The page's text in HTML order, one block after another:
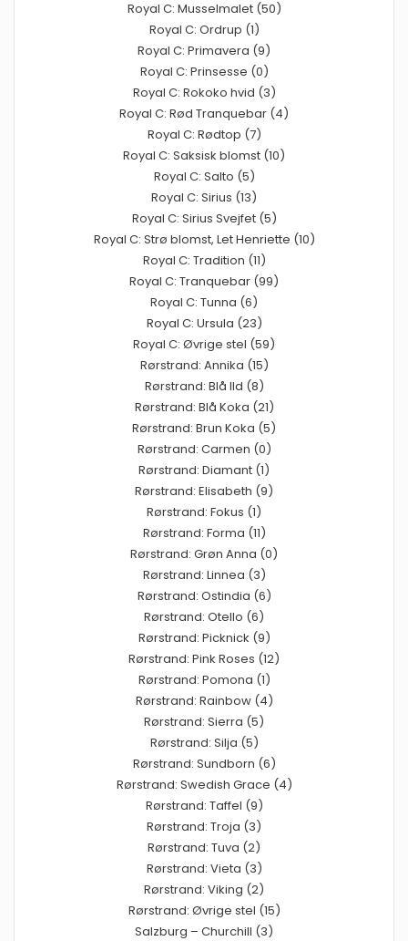
Royal C: Musselmalet (50)
Royal C: Ordrup (1)
Royal C: Primavera (9)
Royal C: Prinsesse (0)
Royal C: Rokoko hvid (3)
Royal C: Rød Tranquebar (4)
Royal C: Rødtop (7)
Royal C: Saksisk blomst (10)
Royal C: Salto (5)
Royal C: Sirius (13)
Royal C: Sirius Svejfet (5)
Royal C: Strø blomst, Let Henriette (10)
Royal C: Tradition (11)
Royal C: Tranquebar (99)
Royal C: Tunna (6)
Royal C: Ursula (23)
Royal C: Øvrige stel (59)
Rørstrand: Annika (15)
Rørstrand: Blå Ild (8)
Rørstrand: Blå Koka (21)
Rørstrand: Brun Koka (5)
Rørstrand: Carmen (0)
Rørstrand: Diamant (1)
Rørstrand: Elisabeth (9)
Rørstrand: Fokus (1)
Rørstrand: Forma (11)
Rørstrand: Grøn Anna (0)
Rørstrand: Linnea (3)
Rørstrand: Ostindia (6)
Rørstrand: Otello (6)
Rørstrand: Picknick (9)
Rørstrand: Pink Roses (12)
Rørstrand: Pomona (1)
Rørstrand: Rainbow (4)
Rørstrand: Sierra (5)
Rørstrand: Silja (5)
Rørstrand: Sundborn (6)
Rørstrand: Swedish Grace (4)
Rørstrand: Taffel (9)
Rørstrand: Troja (3)
Rørstrand: Tuva (2)
Rørstrand: Vieta (3)
Rørstrand: Viking (2)
Rørstrand: Øvrige stel (15)
Salzburg – Churchill (3)